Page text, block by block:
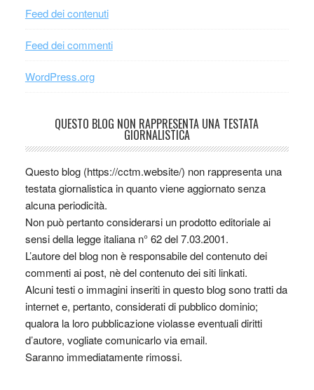
Feed dei contenuti
Feed dei commenti
WordPress.org
QUESTO BLOG NON RAPPRESENTA UNA TESTATA
GIORNALISTICA
Questo blog (https://cctm.website/) non rappresenta una
testata giornalistica in quanto viene aggiornato senza
alcuna periodicità.
Non può pertanto considerarsi un prodotto editoriale ai
sensi della legge italiana n° 62 del 7.03.2001.
L’autore del blog non è responsabile del contenuto dei
commenti ai post, nè del contenuto dei siti linkati.
Alcuni testi o immagini inseriti in questo blog sono tratti da
internet e, pertanto, considerati di pubblico dominio;
qualora la loro pubblicazione violasse eventuali diritti
d’autore, vogliate comunicarlo via email.
Saranno immediatamente rimossi.